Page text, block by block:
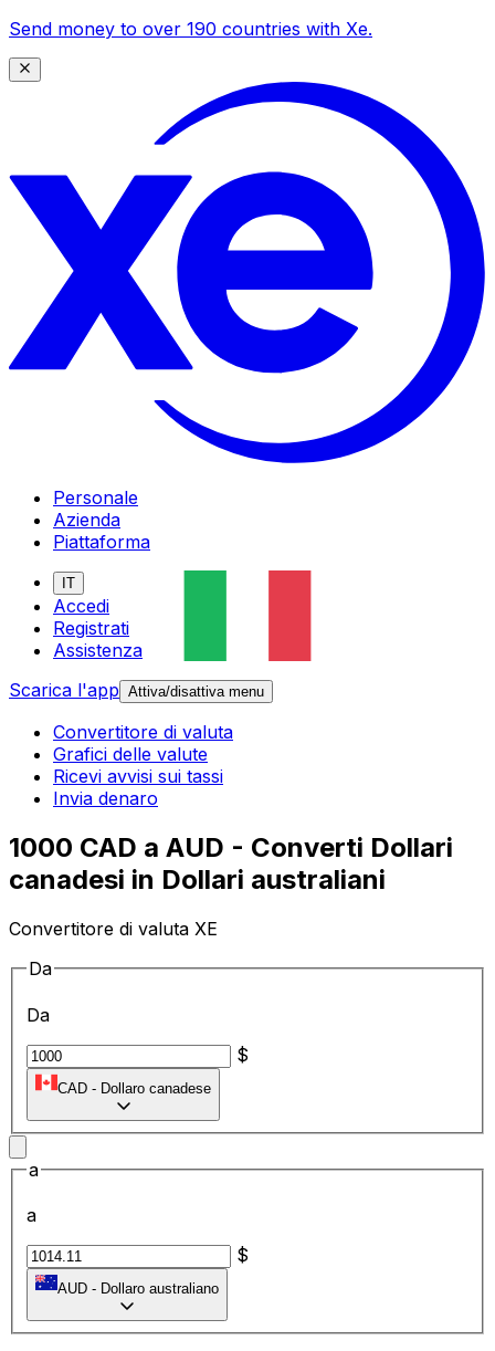
Send money to over 190 countries with Xe.
Personale
Azienda
Piattaforma
IT
Accedi
Registrati
Assistenza
Scarica l'app Attiva/disattiva menu
Convertitore di valuta
Grafici delle valute
Ricevi avvisi sui tassi
Invia denaro
1000 CAD a AUD - Converti Dollari
canadesi in Dollari australiani
Convertitore di valuta XE
Da
Da
$
CAD - Dollaro canadese
a
a
$
AUD - Dollaro australiano